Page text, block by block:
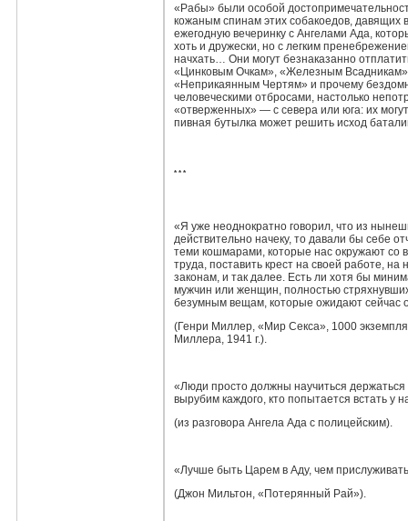
«Рабы» были особой
кожаным спинам этих собакоедов, давящих
ежегодную вечеринку с Ангелами Ада,
хоть и дружески, но с легким
начхать… Они могут безнаказанно
«Цинковым Очкам», «Железным
«Неприкаянным Чертям» и прочему
человеческими отбросами, настолько
«отверженных» — с севера или юга: их
пивная бутылка может решить исход
* * *
«Я уже неоднократно говорил, что из
действительно начеку, то давали бы себе
теми кошмарами, которые нас окружают
труда, поставить крест на своей работе,
законам, и так далее. Есть ли хотя бы
мужчин или женщин, полностью
безумным вещам, которые ожидают сейчас
(Генри Миллер, «Мир Секса», 1000
Миллера, 1941 г.).
«Люди просто должны научиться
вырубим каждого, кто попытается встать у
(из разговора Ангела Ада с полицейским).
«Лучше быть Царем в Аду, чем
(Джон Мильтон, «Потерянный Рай»).